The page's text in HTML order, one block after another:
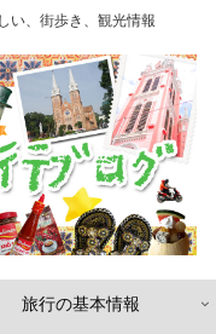
い、街歩き、観光情報
旅行の基本情報